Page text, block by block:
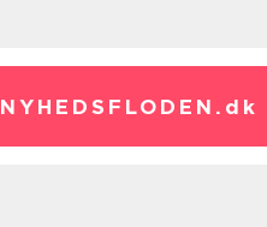
NYHEDSFLODEN. dk